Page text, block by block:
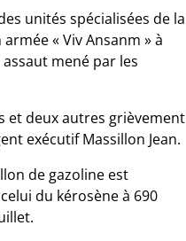
unités spécialisées de la
« Viv Ansanm » à
mené par les
et deux autres grièvement
exécutif Massillon Jean.
de gazoline est
du kérosène à 690